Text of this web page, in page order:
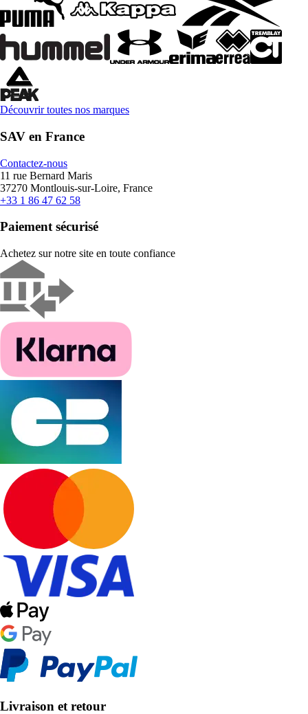
Découvrir toutes nos marques
SAV en France
Contactez-nous
11 rue Bernard Maris
37270 Montlouis-sur-Loire, France
+33 1 86 47 62 58
Paiement sécurisé
Achetez sur notre site en toute confiance
Livraison et retour